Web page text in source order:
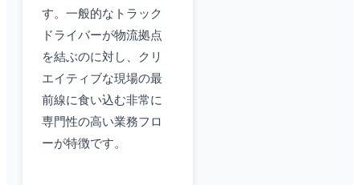
す。一般的なトラック
ドライバーが物流拠点
を結ぶのに対し、クリ
エイティブな現場の最
前線に食い込む非常に
専門性の高い業務フロ
ーが特徴です。